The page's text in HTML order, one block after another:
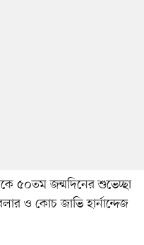
৫০তম জন্মদিনের শুভেচ্ছা
ও কোচ জাভি হার্নান্দেজ